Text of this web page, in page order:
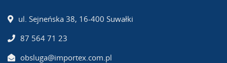
ul. Sejneńska 38, 16-400 Suwałki
87 564 71 23
obsluga@importex.com.pl